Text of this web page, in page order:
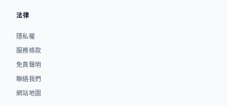
法律
隱私權
服務條款
免責聲明
聯絡我們
網站地圖